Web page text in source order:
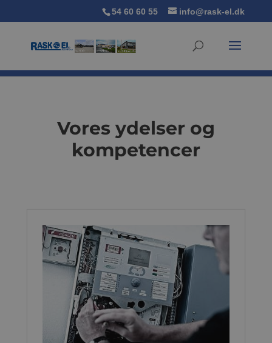
54 60 60 55 info@rask-el.dk
Vores ydelser og
kompetencer